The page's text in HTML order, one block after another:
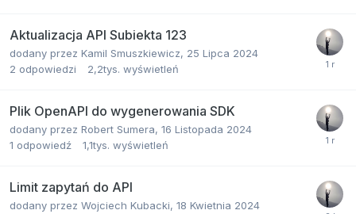
Aktualizacja API Subiekta 123
dodany przez Kamil Smuszkiewicz, 25 Lipca 2024
2 odpowiedzi 2,2tys. wyświetleń
Plik OpenAPI do wygenerowania SDK
dodany przez Robert Sumera, 16 Listopada 2024
1 odpowiedź 1,1tys. wyświetleń
Limit zapytań do API
dodany przez Wojciech Kubacki, 18 Kwietnia 2024